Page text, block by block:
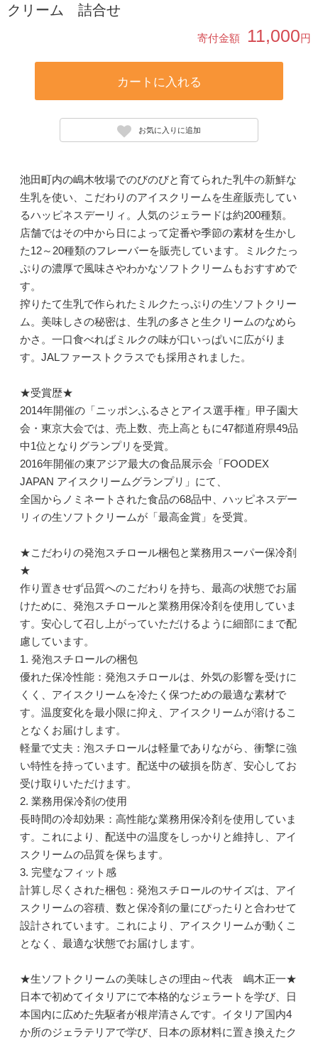
クリーム 詰合せ
寄付金額 11,000円
カートに入れる
お気に入りに追加
池田町内の嶋木牧場でのびのびと育てられた乳牛の新鮮な
生乳を使い、こだわりのアイスクリームを生産販売してい
るハッピネスデーリィ。人気のジェラードは約200種類。
店舗ではその中から日によって定番や季節の素材を生かし
た12～20種類のフレーバーを販売しています。ミルクたっ
ぷりの濃厚で風味さやわかなソフトクリームもおすすめで
す。
搾りたて生乳で作られたミルクたっぷりの生ソフトクリー
ム。美味しさの秘密は、生乳の多さと生クリームのなめら
かさ。一口食べればミルクの味が口いっぱいに広がりま
す。JALファーストクラスでも採用されました。
★受賞歴★
2014年開催の「ニッポンふるさとアイス選手権」甲子園大
会・東京大会では、売上数、売上高ともに47都道府県49品
中1位となりグランプリを受賞。
2016年開催の東アジア最大の食品展示会「FOODEX
JAPAN アイスクリームグランプリ」にて、
全国からノミネートされた食品の68品中、ハッピネスデー
リィの生ソフトクリームが「最高金賞」を受賞。
★こだわりの発泡スチロール梱包と業務用スーパー保冷剤
★
作り置きせず品質へのこだわりを持ち、最高の状態でお届
けために、発泡スチロールと業務用保冷剤を使用していま
す。安心して召し上がっていただけるように細部にまで配
慮しています。
1. 発泡スチロールの梱包
優れた保冷性能：発泡スチロールは、外気の影響を受けに
くく、アイスクリームを冷たく保つための最適な素材で
す。温度変化を最小限に抑え、アイスクリームが溶けるこ
となくお届けします。
軽量で丈夫：泡スチロールは軽量でありながら、衝撃に強
い特性を持っています。配送中の破損を防ぎ、安心してお
受け取りいただけます。
2. 業務用保冷剤の使用
長時間の冷却効果：高性能な業務用保冷剤を使用していま
す。これにより、配送中の温度をしっかりと維持し、アイ
スクリームの品質を保ちます。
3. 完璧なフィット感
計算し尽くされた梱包：発泡スチロールのサイズは、アイ
スクリームの容積、数と保冷剤の量にぴったりと合わせて
設計されています。これにより、アイスクリームが動くこ
となく、最適な状態でお届けします。
★生ソフトクリームの美味しさの理由～代表 嶋木正一★
日本で初めてイタリアにで本格的なジェラートを学び、日
本国内に広めた先駆者が根岸清さんです。イタリア国内4
か所のジェラテリアで学び、日本の原材料に置き換えたク